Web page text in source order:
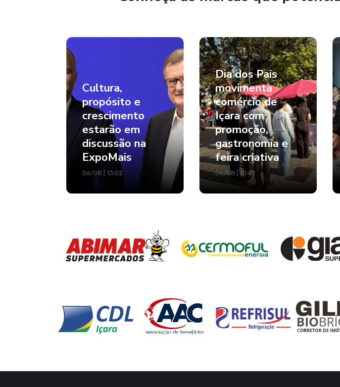
Cultura,
propósito e
crescimento
estarão em
discussão na
ExpoMais
Dia dos Pais
movimenta
comércio de
Içara com
promoção,
gastronomia e
feira criativa